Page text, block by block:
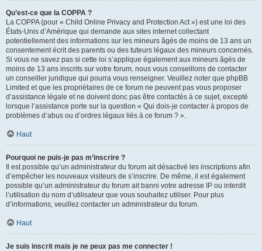
Qu’est-ce que la COPPA ?
La COPPA (pour « Child Online Privacy and Protection Act ») est une loi des
États-Unis d’Amérique qui demande aux sites internet collectant
potentiellement des informations sur les mineurs âgés de moins de 13 ans un
consentement écrit des parents ou des tuteurs légaux des mineurs concernés.
Si vous ne savez pas si cette loi s’applique également aux mineurs âgés de
moins de 13 ans inscrits sur votre forum, nous vous conseillons de contacter
un conseiller juridique qui pourra vous renseigner. Veuillez noter que phpBB
Limited et que les propriétaires de ce forum ne peuvent pas vous proposer
d’assistance légale et ne doivent donc pas être contactés à ce sujet, excepté
lorsque l’assistance porte sur la question « Qui dois-je contacter à propos de
problèmes d’abus ou d’ordres légaux liés à ce forum ? ».
Haut
Pourquoi ne puis-je pas m’inscrire ?
Il est possible qu’un administrateur du forum ait désactivé les inscriptions afin
d’empêcher les nouveaux visiteurs de s’inscrire. De même, il est également
possible qu’un administrateur du forum ait banni votre adresse IP ou interdit
l’utilisation du nom d’utilisateur que vous souhaitez utiliser. Pour plus
d’informations, veuillez contacter un administrateur du forum.
Haut
Je suis inscrit mais je ne peux pas me connecter !